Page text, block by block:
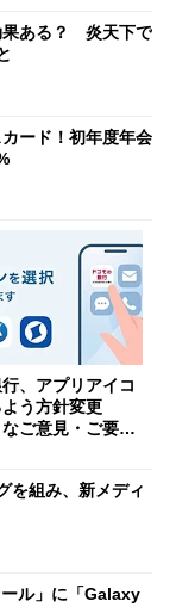
果ある？ 炎天下で
ード！初年度年会
行、アプリアイコ
よう方針変更
なご意見・ご要望
を組み、新メディ
ル」に「Galaxy